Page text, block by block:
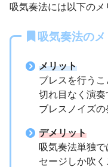
吸気奏法には以下のメ
吸気奏法の
メリット
ブレスを行う
切れ目なく演奏
ブレスノイズの
デメリット
吸気奏法単独
セージしか吹